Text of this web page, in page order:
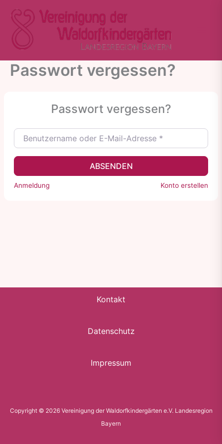
Inhalt
springen
Passwort vergessen?
Passwort vergessen?
Benutzername oder E-Mail-Adresse
ABSENDEN
Anmeldung Konto erstellen
Kontakt
Datenschutz
Impressum
Copyright © 2026 Vereinigung der Waldorfkindergärten e.V. Landesregion
Bayern